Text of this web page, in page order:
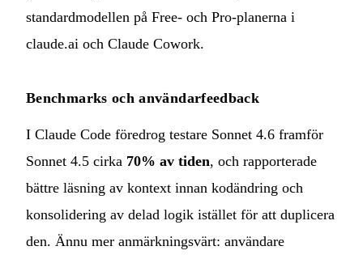
standardmodellen på Free- och Pro-planerna i
claude.ai och Claude Cowork.
Benchmarks och användarfeedback
I Claude Code föredrog testare Sonnet 4.6 framför
Sonnet 4.5 cirka 70% av tiden, och rapporterade
bättre läsning av kontext innan kodändring och
konsolidering av delad logik istället för att duplicera
den. Ännu mer anmärkningsvärt: användare